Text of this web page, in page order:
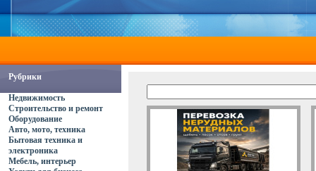
Рубрики
Недвижимость
Строительство и ремонт
Оборудование
Авто, мото, техника
Бытовая техника и
электроника
Мебель, интерьер